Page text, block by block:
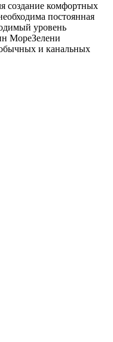
создание комфортных
постоянная
уровень
МореЗелени
и канальных